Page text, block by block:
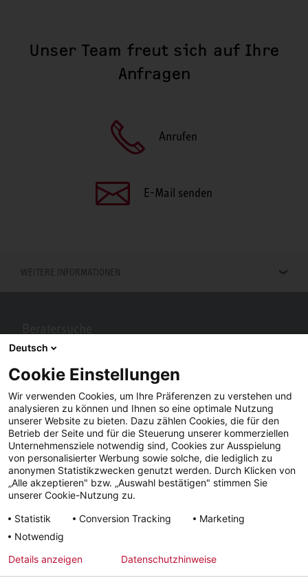
Unser Team freut sich auf Ihre
Anfragen
Anrufen
E-Mail senden
WEITERE INFORMATIONEN
Berater in Ihrer Nähe gesucht? Mit STIEBEL ELTRON kein Problem.
Facebook YouTube LinkedIn
Instagram
Deutsch
Cookie Einstellungen
Wir verwenden Cookies, um Ihre Präferenzen zu verstehen und
analysieren zu können und Ihnen so eine optimale Nutzung
unserer Website zu bieten. Dazu zählen Cookies, die für den
Betrieb der Seite und für die Steuerung unserer kommerziellen
Unternehmensziele notwendig sind, Cookies zur Ausspielung
von personalisierter Werbung sowie solche, die lediglich zu
anonymen Statistikzwecken genutzt werden. Durch Klicken von
„Alle akzeptieren" bzw. „Auswahl bestätigen" stimmen Sie
unserer Cookie-Nutzung zu.
Statistik
Conversion Tracking
Marketing
Notwendig
Details anzeigen
Datenschutzhinweise